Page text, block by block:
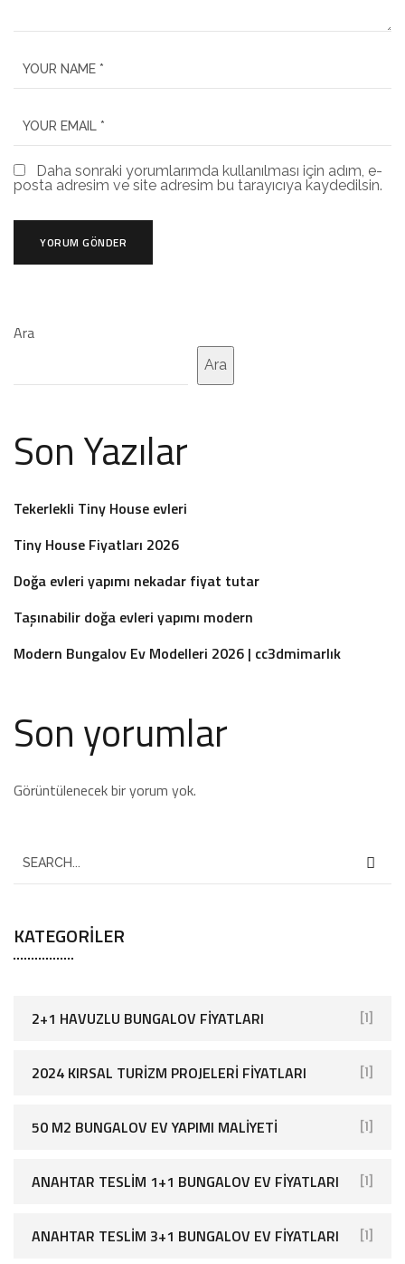
Daha sonraki yorumlarımda kullanılması için adım, e-
posta adresim ve site adresim bu tarayıcıya kaydedilsin.
Ara
Ara
Son Yazılar
Tekerlekli Tiny House evleri
Tiny House Fiyatları 2026
Doğa evleri yapımı nekadar fiyat tutar
Taşınabilir doğa evleri yapımı modern
Modern Bungalov Ev Modelleri 2026 | cc3dmimarlık
Son yorumlar
Görüntülenecek bir yorum yok.
KATEGORILER
2+1 HAVUZLU BUNGALOV FIYATLARI [1]
2024 KIRSAL TURIZM PROJELERI FIYATLARI [1]
50 M2 BUNGALOV EV YAPIMI MALIYETI [1]
ANAHTAR TESLIM 1+1 BUNGALOV EV FIYATLARI [1]
ANAHTAR TESLIM 3+1 BUNGALOV EV FIYATLARI [1]